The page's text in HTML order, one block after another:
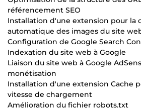
référencement SEO
Installation d'une extension pour la
automatique des images du site
Configuration de Google Search
Indexation du site web à Google
Liaison du site web à Google
monétisation
Installation d'une extension Cache
vitesse de chargement
Amélioration du fichier robots.txt